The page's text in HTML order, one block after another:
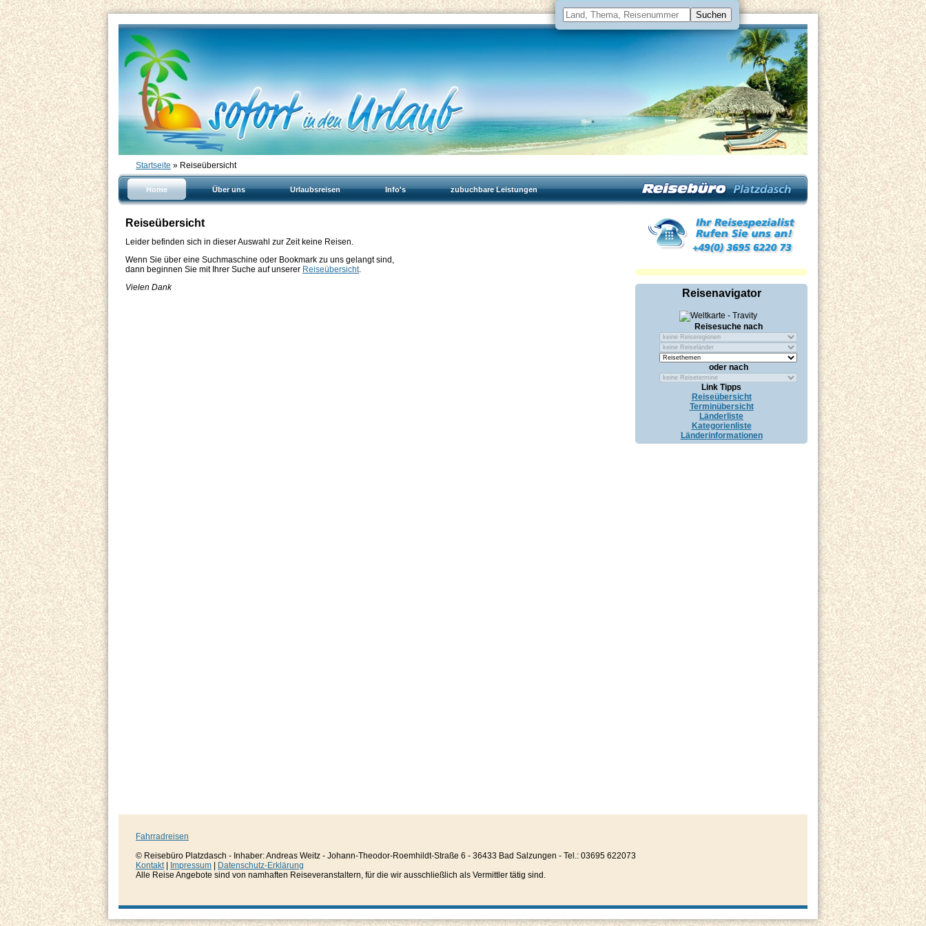
Startseite » Reiseübersicht
Home Über uns Urlaubsreisen Info's zubuchbare Leistungen
Reiseübersicht
Leider befinden sich in dieser Auswahl zur Zeit keine Reisen.
Wenn Sie über eine Suchmaschine oder Bookmark zu uns gelangt sind,
dann beginnen Sie mit Ihrer Suche auf unserer Reiseübersicht.
Vielen Dank
Reisenavigator
Reisesuche nach
oder nach
Link Tipps
Reiseübersicht
Terminübersicht
Länderliste
Kategorienliste
Länderinformationen
Fahrradreisen
© Reisebüro Platzdasch - Inhaber: Andreas Weitz - Johann-Theodor-Roemhildt-Straße 6 - 36433 Bad Salzungen - Tel.: 03695 622073
Kontakt| Impressum
Datenschutz-Erklärung
Alle Reise Angebote sind von namhaften Reiseveranstaltern, für die wir ausschließlich als Vermittler tätig sind.